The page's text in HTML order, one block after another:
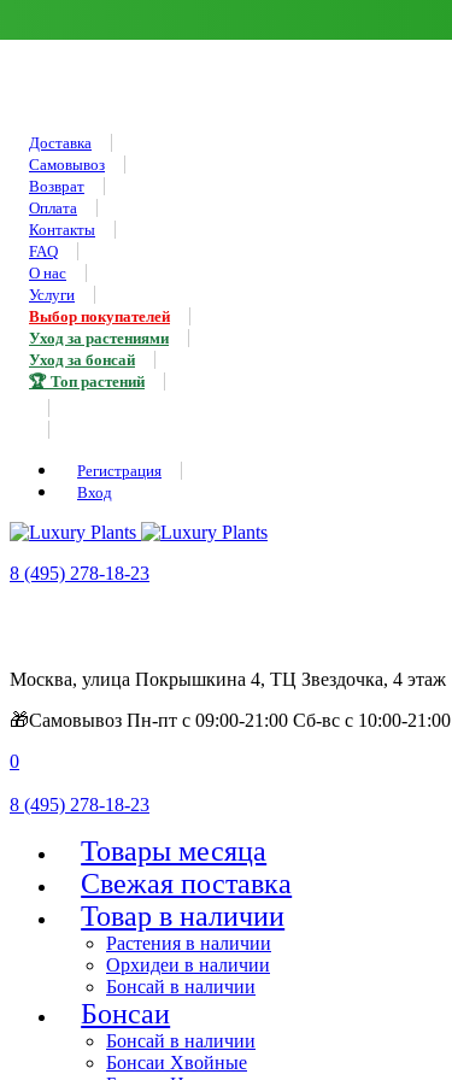
Доставка
Самовывоз
Возврат
Оплата
Контакты
FAQ
О нас
Услуги
Выбор покупателей
Уход за растениями
Уход за бонсай
🏆 Топ растений
Регистрация
Вход
8 (495) 278-18-23
Москва, улица Покрышкина 4, ТЦ Звездочка, 4 этаж
🎁Самовывоз Пн-пт с 09:00-21:00 Сб-вс с 10:00-21:00
0
8 (495) 278-18-23
Товары месяца
Свежая поставка
Товар в наличии
Растения в наличии
Орхидеи в наличии
Бонсай в наличии
Бонсаи
Бонсай в наличии
Бонсаи Хвойные